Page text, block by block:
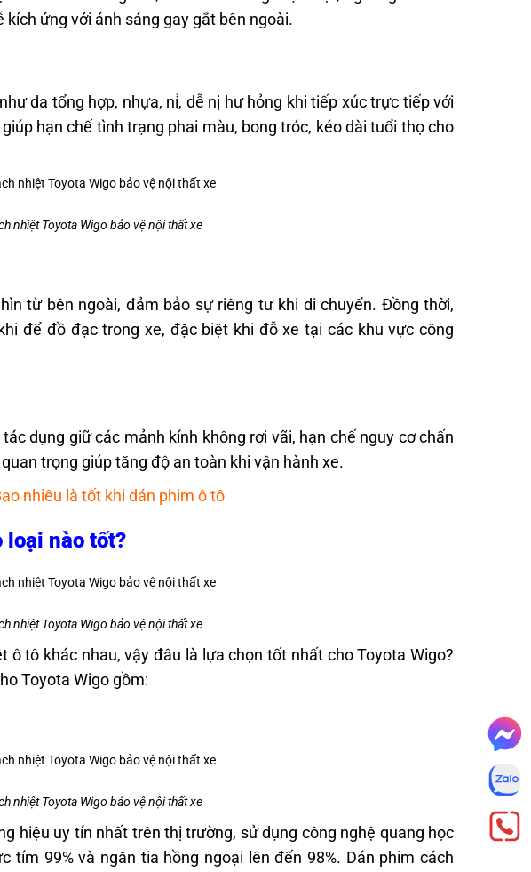
ứng với ánh sáng gay gắt bên ngoài.
da tổng hợp, nhựa, nỉ, dễ nị hư hỏng khi tiếp xúc trực tiếp với
hạn chế tình trạng phai màu, bong tróc, kéo dài tuổi thọ cho
nhiệt Toyota Wigo bảo vệ nội thất xe
từ bên ngoài, đảm bảo sự riêng tư khi di chuyển. Đồng thời,
để đồ đạc trong xe, đặc biệt khi đỗ xe tại các khu vực công
dụng giữ các mảnh kính không rơi vãi, hạn chế nguy cơ chấn
trọng giúp tăng độ an toàn khi vận hành xe.
nhiêu là tốt khi dán phim ô tô
loại nào tốt?
nhiệt Toyota Wigo bảo vệ nội thất xe
tô khác nhau, vậy đâu là lựa chọn tốt nhất cho Toyota Wigo?
Toyota Wigo gồm:
nhiệt Toyota Wigo bảo vệ nội thất xe
hiệu uy tín nhất trên thị trường, sử dụng công nghệ quang học
tím 99% và ngăn tia hồng ngoại lên đến 98%. Dán phim cách